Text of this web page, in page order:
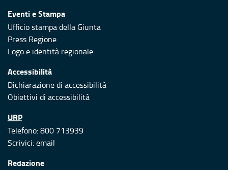
Eventi e Stampa
Ufficio stampa della Giunta
Press Regione
Logo e identità regionale
Accessibilità
Dichiarazione di accessibilità
Obiettivi di accessibilità
URP
Telefono: 800 713939
Scrivici:email
Redazione